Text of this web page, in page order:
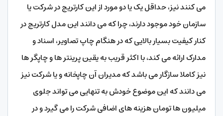
می کنند نیز، حداقل یک یا دو مورد از این کارتریج در شرکت یا
سازمان خود موجود دارند، چرا که می دانند این مدل کارتریج در
کنار کیفیت بسیار بالایی که در هنگام چاپ تصاویر، اسناد و
مدارک ارائه می کند، با اکثر قریب به یقین پرینتر ها و چاپگر ها
نیز کاملا سازگار می باشد که مدیران آن چاپخانه و یا شرکت نیز
می دانند که این موضوع خودش به تنهایی می تواند جلوی
میلیون ها تومان هزینه های اضافی شرکت را می گیرد و در